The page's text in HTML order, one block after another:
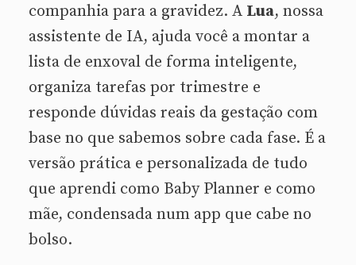
companhia para a gravidez. A Lua, nossa
assistente de IA, ajuda você a montar a
lista de enxoval de forma inteligente,
organiza tarefas por trimestre e
responde dúvidas reais da gestação com
base no que sabemos sobre cada fase. É a
versão prática e personalizada de tudo
que aprendi como Baby Planner e como
mãe, condensada num app que cabe no
bolso.